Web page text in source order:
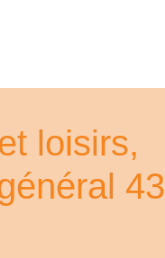
loisirs,
43